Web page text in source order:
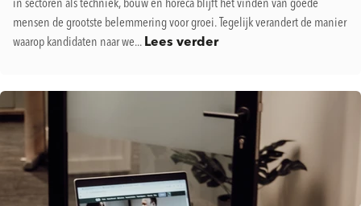
in sectoren als techniek, bouw en horeca blijft het vinden van goede
mensen de grootste belemmering voor groei. Tegelijk verandert de manier
waarop kandidaten naar we... Lees verder